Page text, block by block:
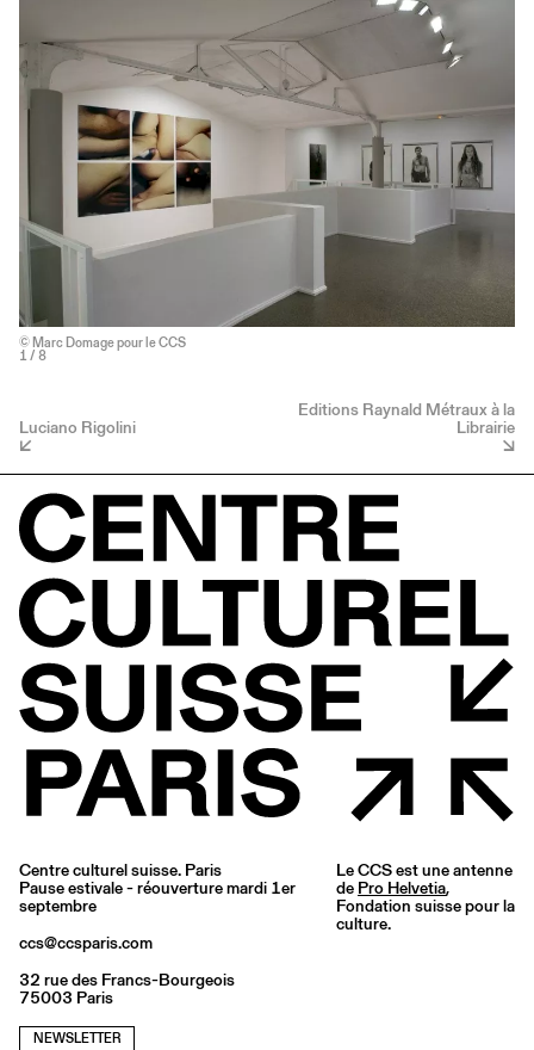
© Marc Domage pour le CCS
1 / 8
Luciano Rigolini
Editions Raynald Métraux à la
Librairie
Centre culturel suisse. Paris
Pause estivale - réouverture mardi 1er
septembre
ccs@ccsparis.com
32 rue des Francs-Bourgeois
75003 Paris
NEWSLETTER
Le CCS est une antenne
dePro Helvetia,
Fondation suisse pour la
culture.